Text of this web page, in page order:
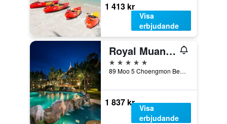
1 413 kr
Visa
erbjudande
Royal Muang Samui Villas
5 stjärnor
89 Moo 5 Choengmon Beach, Ko Samui, Thailand
1 837 kr
Visa
erbjudande